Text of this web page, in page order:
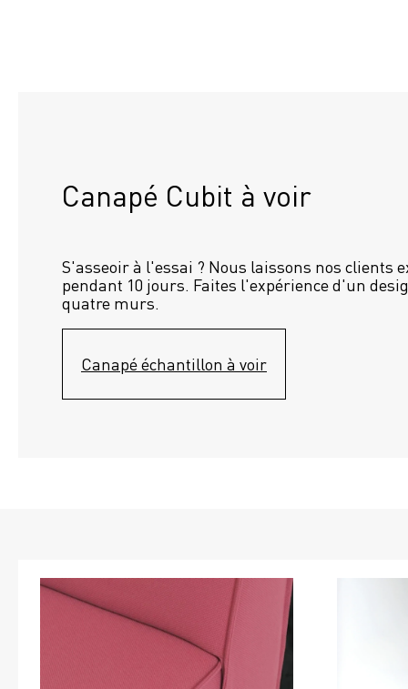
Canapé Cubit à voir
S'asseoir à l'essai ? Nous laissons nos clients
pendant 10 jours. Faites l'expérience d'un
quatre murs.
Canapé échantillon à voir